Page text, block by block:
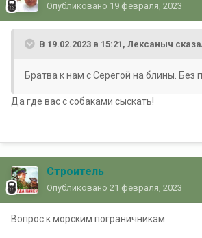
Опубликовано 19 февраля, 2023
В 19.02.2023 в 15:21, Лексаныч
Братва к нам с Серегой на блины. Без
Да где вас с собаками сыскать!
Строитель
Опубликовано 21 февраля, 2023
Вопрос к морским пограничникам.